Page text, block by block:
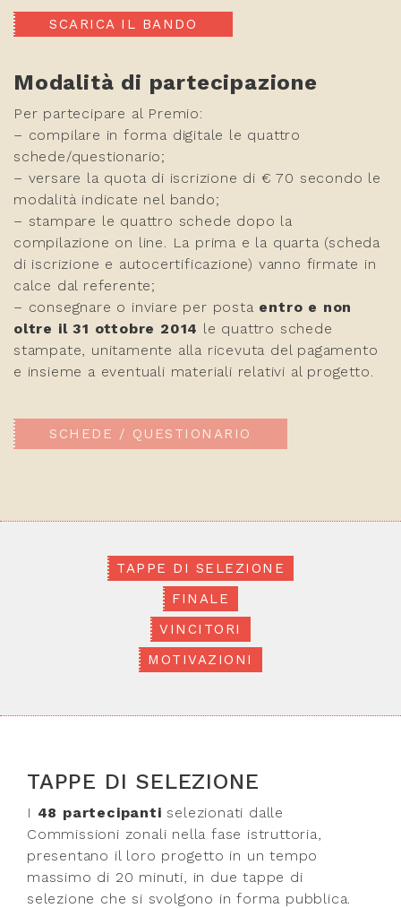
SCARICA IL BANDO
Modalità di partecipazione
Per partecipare al Premio:
– compilare in forma digitale le quattro
schede/questionario;
– versare la quota di iscrizione di € 70 secondo le
modalità indicate nel bando;
– stampare le quattro schede dopo la
compilazione on line. La prima e la quarta(scheda
di iscrizione e autocertificazione) vanno firmate in
calce dal referente;
– consegnare o inviare per posta entro e non
oltre il 31 ottobre 2014 le quattro schede
stampate, unitamente alla ricevuta del pagamento
e insieme a eventuali materiali relativi al progetto.
SCHEDE / QUESTIONARIO
TAPPE DI SELEZIONE
FINALE
VINCITORI
MOTIVAZIONI
TAPPE DI SELEZIONE
I 48 partecipanti selezionati dalle
Commissioni zonali nella fase istruttoria,
presentano il loro progetto in un tempo
massimo di 20 minuti, in due tappe di
selezione che si svolgono in forma pubblica.